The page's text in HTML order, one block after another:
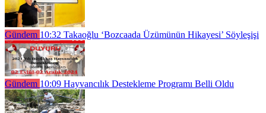
Gündem 10:32 Takaoğlu ‘Bozcaada Üzümünün Hikayesi’ Söyleşişi
Gündem 10:09 Hayvancılık Destekleme Programı Belli Oldu